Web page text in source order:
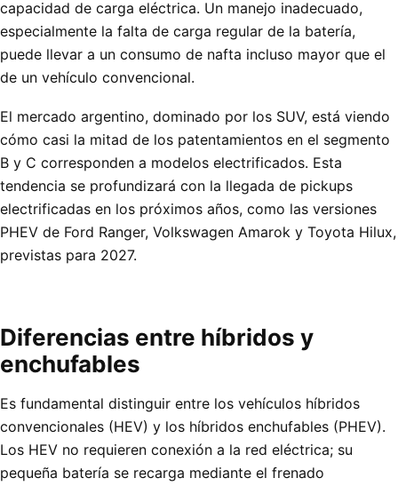
capacidad de carga eléctrica. Un manejo inadecuado,
especialmente la falta de carga regular de la batería,
puede llevar a un consumo de nafta incluso mayor que el
de un vehículo convencional.
El mercado argentino, dominado por los SUV, está viendo
cómo casi la mitad de los patentamientos en el segmento
B y C corresponden a modelos electrificados. Esta
tendencia se profundizará con la llegada de pickups
electrificadas en los próximos años, como las versiones
PHEV de Ford Ranger, Volkswagen Amarok y Toyota Hilux,
previstas para 2027.
Diferencias entre híbridos y
enchufables
Es fundamental distinguir entre los vehículos híbridos
convencionales (HEV) y los híbridos enchufables (PHEV).
Los HEV no requieren conexión a la red eléctrica; su
pequeña batería se recarga mediante el frenado